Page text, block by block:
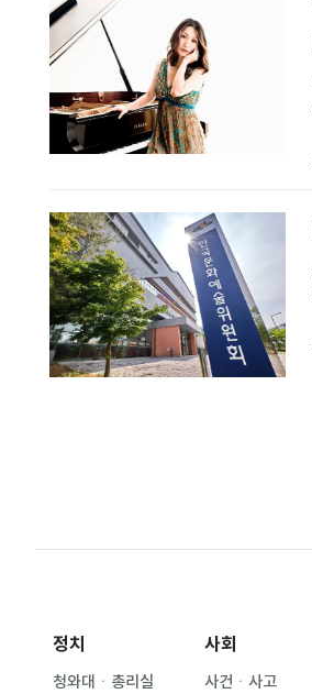
정치
청와대ㆍ총리실
사회
사건ㆍ사고